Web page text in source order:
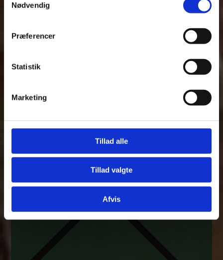
Nødvendig
Præferencer
Statistik
Marketing
Tillad alle
Tillad valgte
Afvis
Fjern